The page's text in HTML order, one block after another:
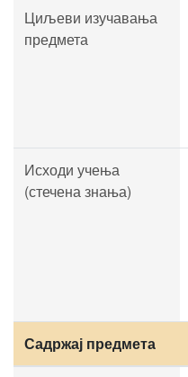
Циљеви изучавања
предмета
Исходи учења
(стечена знања)
Садржај предмета